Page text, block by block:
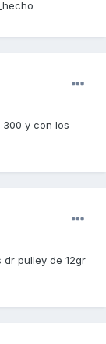
y con los
dr pulley de 12gr